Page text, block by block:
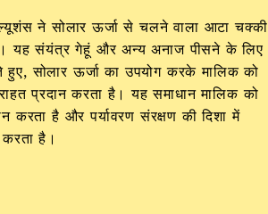
ने सोलार ऊर्जा से चलने वाला आटा चक्की
यह संयंत्र गेहूं और अन्य अनाज पीसने के लिए
हुए, सोलार ऊर्जा का उपयोग करके मालिक को
प्रदान करता है। यह समाधान मालिक को
करता है और पर्यावरण संरक्षण की दिशा में
है।